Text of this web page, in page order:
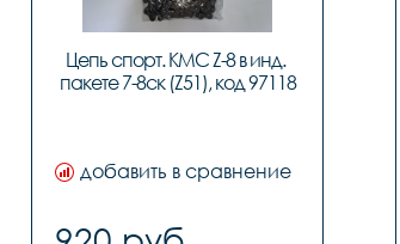
Цепь cпорт. КМС Z-8 в инд.
пакете 7-8ск (Z51), код 97118
добавить в сравнение